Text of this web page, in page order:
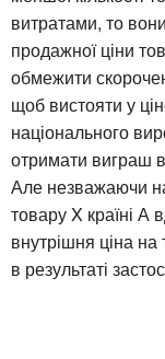
витратами, то
продажної ціни
обмежити
щоб вистояти у
національного
отримати виграш
Але незважаючи
товару X країні А
внутрішня ціна
в результаті